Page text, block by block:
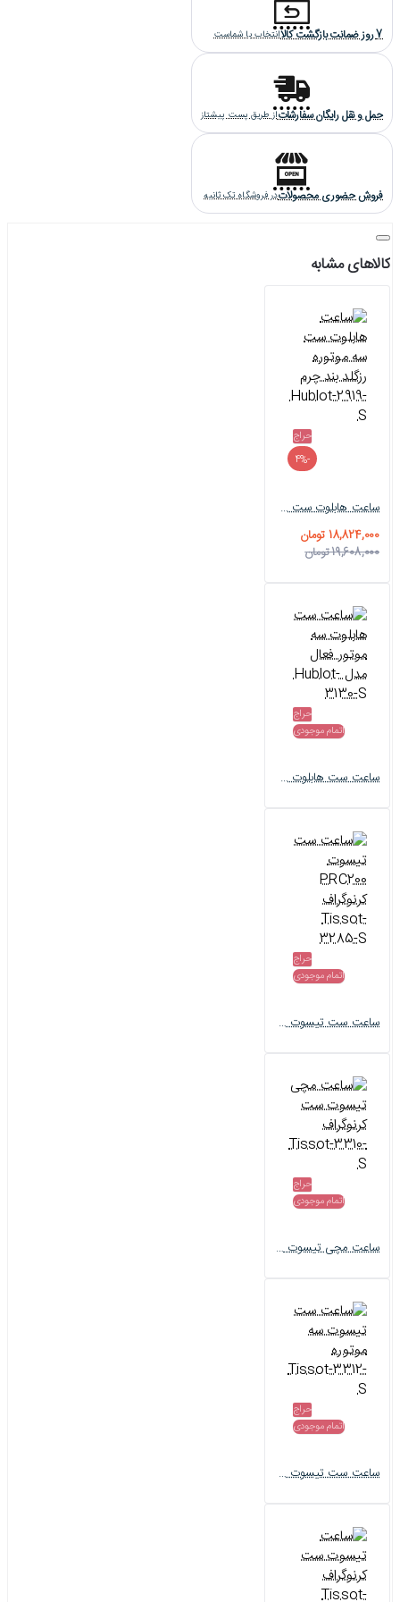
7 روز ضمانت بازگشت کالا انتخاب با شماست
حمل و نقل رایگان سفارشاتاز طریق پست پیشتاز
فروش حضوری محصولاتدر فروشگاه تک ثانیه
کالاهای مشابه
حراج
-4%
ساعت هابلوت ست سه موتوره رزگلد بند چرم Hublot-2919-S
18,824,000 تومان
19,608,000 تومان
حراج
اتمام موجودی
ساعت ست هابلوت سه موتور فعال مدل Hublot-3130-S
حراج
اتمام موجودی
ساعت ست تیسوت PRC200 کرنوگراف Tissot-3285-S
حراج
اتمام موجودی
ساعت مچی تیسوت ست کرنوگراف Tissot-3310-S
حراج
اتمام موجودی
ساعت ست تیسوت سه موتوره Tissot-3312-S